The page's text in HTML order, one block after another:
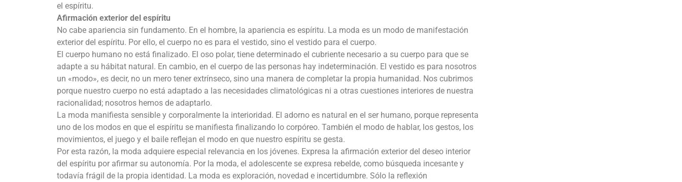
el espíritu.
Afirmación exterior del espíritu
No cabe apariencia sin fundamento. En el hombre, la apariencia es espíritu. La moda es un modo de manifestación
exterior del espíritu. Por ello, el cuerpo no es para el vestido, sino el vestido para el cuerpo.
El cuerpo humano no está finalizado. El oso polar, tiene determinado el cubriente necesario a su cuerpo para que se
adapte a su hábitat natural. En cambio, en el cuerpo de las personas hay indeterminación. El vestido es para nosotros
un «modo», es decir, no un mero tener extrínseco, sino una manera de completar la propia humanidad. Nos cubrimos
porque nuestro cuerpo no está adaptado a las necesidades climatológicas ni a otras cuestiones interiores de nuestra
racionalidad; nosotros hemos de adaptarlo.
La moda manifiesta sensible y corporalmente la interioridad. El adorno es natural en el ser humano, porque representa
uno de los modos en que el espíritu se manifiesta finalizando lo corpóreo. También el modo de hablar, los gestos, los
movimientos, el juego y el baile reflejan el modo en que nuestro espíritu se gesta.
Por esta razón, la moda adquiere especial relevancia en los jóvenes. Expresa la afirmación exterior del deseo interior
del espíritu por afirmar su autonomía. Por la moda, el adolescente se expresa rebelde, como búsqueda incesante y
todavía frágil de la propia identidad. La moda es exploración, novedad e incertidumbre. Sólo la reflexión